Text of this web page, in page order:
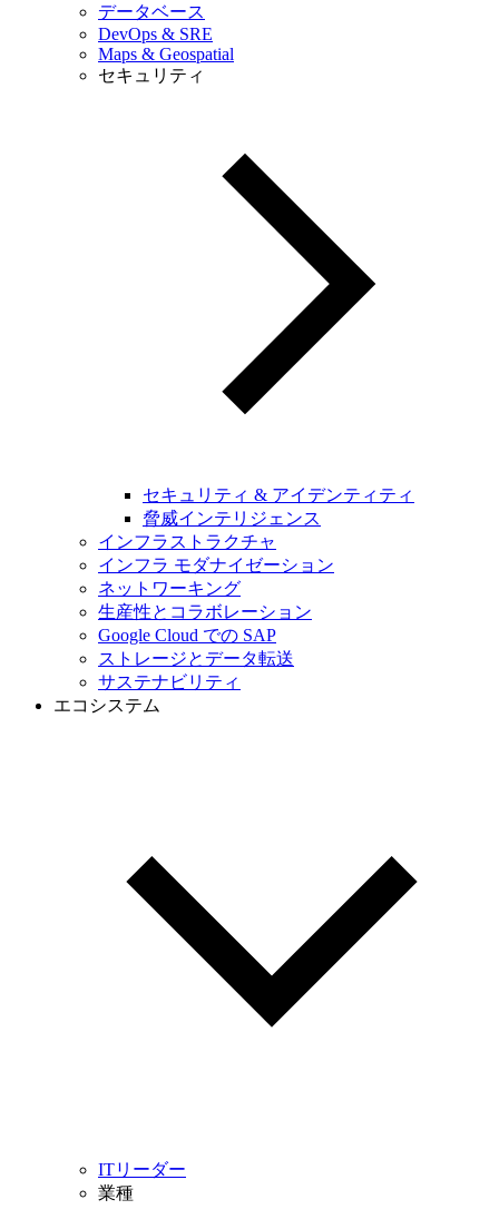
データベース
DevOps & SRE
Maps & Geospatial
セキュリティ
セキュリティ & アイデンティティ
脅威インテリジェンス
インフラストラクチャ
インフラ モダナイゼーション
ネットワーキング
生産性とコラボレーション
Google Cloud での SAP
ストレージとデータ転送
サステナビリティ
エコシステム
ITリーダー
業種